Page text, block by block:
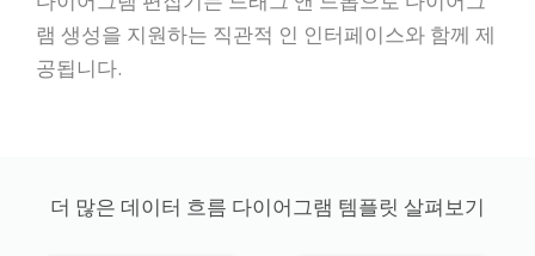
램 생성을 지원하는 직관적 인 인터페이스와 함께 제
공됩니다.
더 많은 데이터 흐름 다이어그램 템플릿 살펴보기